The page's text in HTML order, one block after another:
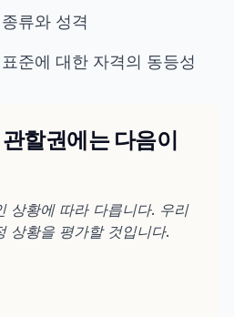
류와 성격
준에 대한 자격의 동등성
할권에는 다음이
상황에 따라 다릅니다. 우리
상황을 평가할 것입니다.